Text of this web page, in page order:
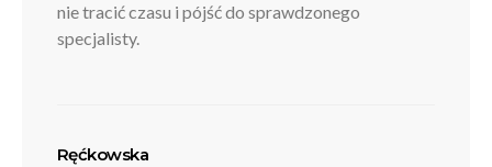
nie tracić czasu i pójść do sprawdzonego
specjalisty.
Ręćkowskapisze: